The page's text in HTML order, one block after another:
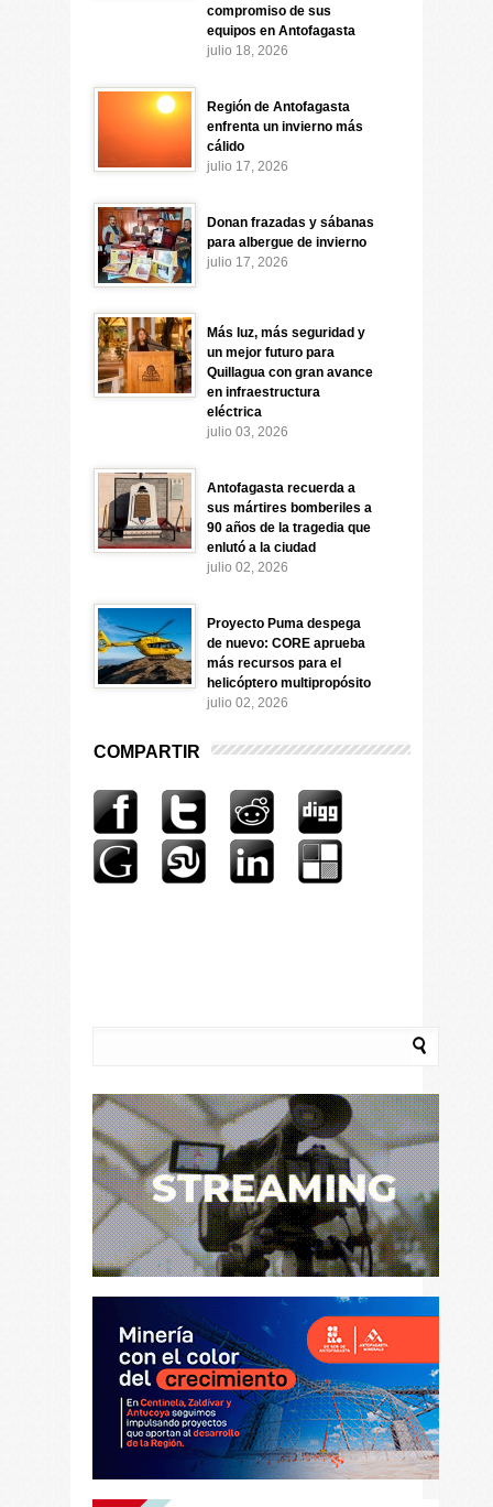
compromiso de sus
equipos en Antofagasta
julio 18, 2026
Región de Antofagasta
enfrenta un invierno más
cálido
julio 17, 2026
Donan frazadas y sábanas
para albergue de invierno
julio 17, 2026
Más luz, más seguridad y
un mejor futuro para
Quillagua con gran avance
en infraestructura
eléctrica
julio 03, 2026
Antofagasta recuerda a
sus mártires bomberiles a
90 años de la tragedia que
enlutó a la ciudad
julio 02, 2026
Proyecto Puma despega
de nuevo: CORE aprueba
más recursos para el
helicóptero multipropósito
julio 02, 2026
COMPARTIR